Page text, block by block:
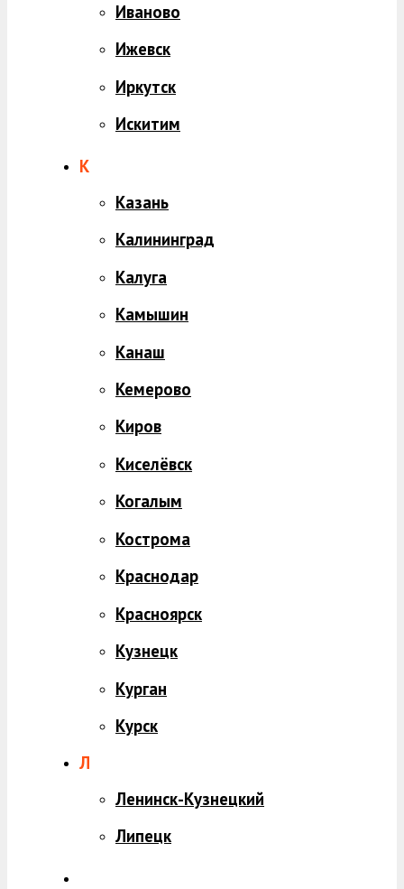
Иваново
Ижевск
Иркутск
Искитим
К
Казань
Калининград
Калуга
Камышин
Канаш
Кемерово
Киров
Киселёвск
Когалым
Кострома
Краснодар
Красноярск
Кузнецк
Курган
Курск
Л
Ленинск-Кузнецкий
Липецк